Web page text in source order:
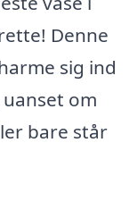
Denne
sig ind
om
bare står